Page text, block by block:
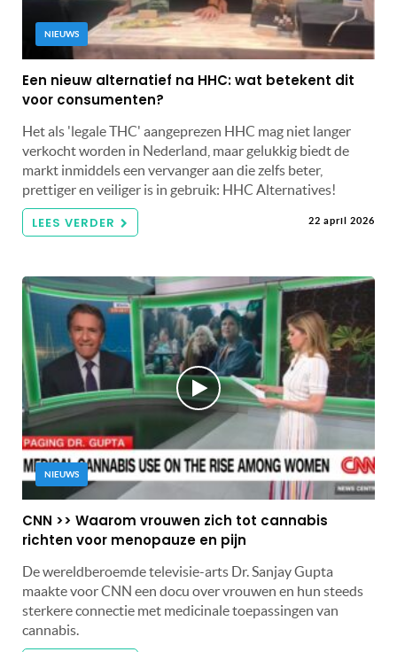
NIEUWS
Een nieuw alternatief na HHC: wat betekent dit
voor consumenten?
Het als 'legale THC' aangeprezen HHC mag niet langer
verkocht worden in Nederland, maar gelukkig biedt de
markt inmiddels een vervanger aan die zelfs beter,
prettiger en veiliger is in gebruik: HHC Alternatives!
LEES VERDER 22 april 2026
NIEUWS
CNN >> Waarom vrouwen zich tot cannabis
richten voor menopauze en pijn
De wereldberoemde televisie-arts Dr. Sanjay Gupta
maakte voor CNN een docu over vrouwen en hun steeds
sterkere connectie met medicinale toepassingen van
cannabis.